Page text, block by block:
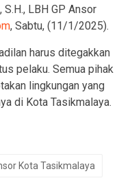
S.H., LBH GP Ansor
, Sabtu, (11/1/2025).
harus ditegakkan
pelaku. Semua pihak
lingkungan yang
di Kota Tasikmalaya.
Kota Tasikmalaya